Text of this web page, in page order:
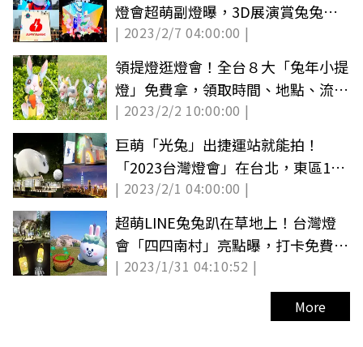
燈會超萌副燈曝，3D展演賞兔兔送
貨歷險記
| 2023/2/7 04:00:00 |
領提燈逛燈會！全台８大「兔年小提
燈」免費拿，領取時間、地點、流程
一次看
| 2023/2/2 10:00:00 |
巨萌「光兔」出捷運站就能拍！
「2023台灣燈會」在台北，東區16
座大型裝置曝
| 2023/2/1 04:00:00 |
超萌LINE兔兔趴在草地上！台灣燈
會「四四南村」亮點曝，打卡免費換
限定提燈
| 2023/1/31 04:10:52 |
More